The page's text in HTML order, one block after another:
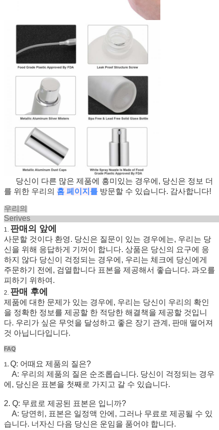
당신이 다른 많은 제품에 흥미있는 경우에, 당신은 정보 더
를 위한 우리의 홈 페이지를 방문할 수 있습니다. 감사합니다!
우리의
1. 판매의 앞에
사문할 것이다 환영. 당신은 질문이 있는 경우에는, 우리는 당
신을 위해 응답하게 기꺼이 합니다. 상품은 당신의 요구에 응
하지 않다 당신이 걱정되는 경우에, 우리는 체크에 당신에게
주문하기 전에, 검열합니다 표본을 제공해서 좋습니다. 과오를
피하기 위하여.
2. 판매 후에
제품에 대한 문제가 있는 경우에, 우리는 당신이 우리의 확인
을 정확한 정보를 제공할 한 적당한 해결책을 제공할 것입니
다. 우리가 싶은 무엇을 달성하고 좋은 장기 관계, 판매 떨어져
것 아닙니다입니다.
FAQ
1. Q: 어때요 제품의 질은?
A: 우리의 제품의 질은 순조롭습니다. 당신이 걱정되는 경우
에, 당신은 표본을 첫째로 가지고 갈 수 있습니다.
2. Q: 무료로 제공된 표본은 입니까?
A: 당연히, 표본은 일정액 안에, 그러나 무료로 제공될 수 있
습니다. 너자신 다음 당신은 운임을 품어야 합니다.